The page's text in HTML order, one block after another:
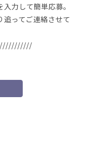
力して簡単応募。
追ってご連絡させて